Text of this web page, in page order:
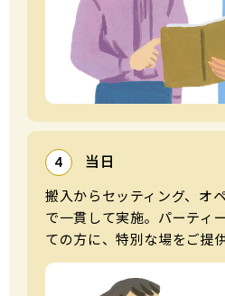
4 当日
搬⼊からセッティング、オ
で⼀貫して実施。パーティ
ての⽅に、特別な場をご提